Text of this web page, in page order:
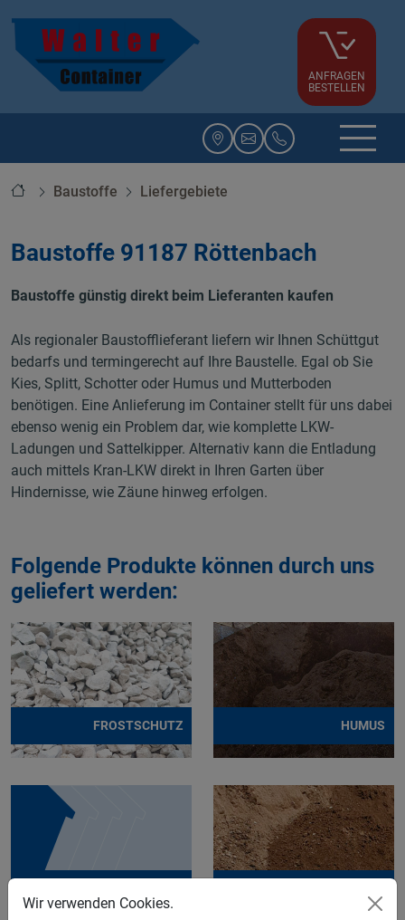
ANFRAGEN
BESTELLEN
StartseiteBaustoffe Liefergebiete
Baustoffe 91187 Röttenbach
Baustoffe günstig direkt beim Lieferanten kaufen
Als regionaler Baustofflieferant liefern wir Ihnen Schüttgut
bedarfs und termingerecht auf Ihre Baustelle. Egal ob Sie
Kies, Splitt, Schotter oder Humus und Mutterboden
benötigen. Eine Anlieferung im Container stellt für uns dabei
ebenso wenig ein Problem dar, wie komplette LKW-
Ladungen und Sattelkipper. Alternativ kann die Entladung
auch mittels Kran-LKW direkt in Ihren Garten über
Hindernisse, wie Zäune hinweg erfolgen.
Folgende Produkte können durch uns
geliefert werden:
FROSTSCHUTZ HUMUS
Wir verwenden Cookies.